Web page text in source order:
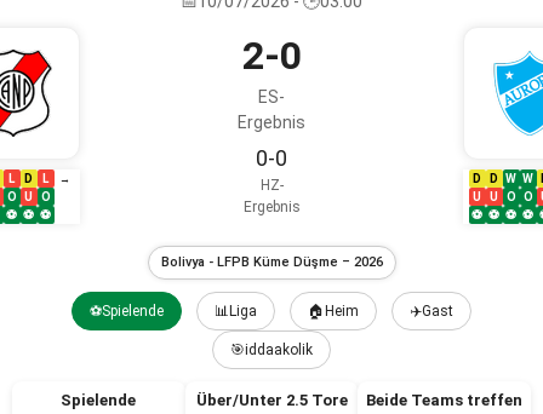
L
O
⚽
D
U
⚽
L
O
⚽
→
2-0
ES-
Ergebnis
0-0
HZ-
Ergebnis
D
U
⚽
D
U
⚽
W
O
⚽
W
O
⚽
Bolivya - LFPB Küme Düşme – 2026
⚽Spielende 📊Liga 🏠Heim ✈️Gast
🎯iddaakolik
Spielende Über/Unter 2.5 Tore Beide Teams treffen